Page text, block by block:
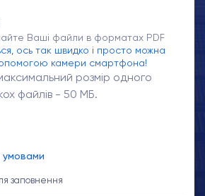
Ваші файли в форматах PDF
ось так швидко і просто можна
камери смартфона!
розмір одного
файлів - 50 МБ.
умовами
заповнення